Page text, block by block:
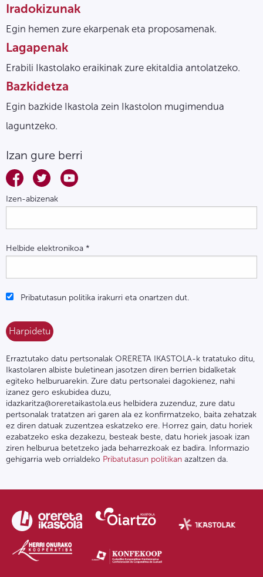
Iradokizunak
Egin hemen zure ekarpenak eta proposamenak.
Lagapenak
Erabili Ikastolako eraikinak zure ekitaldia antolatzeko.
Bazkidetza
Egin bazkide Ikastola zein Ikastolon mugimendua
laguntzeko.
Izan gure berri
Izen-abizenak
Helbide elektronikoa *
Pribatutasun politika irakurri eta onartzen dut.
Erraztutako datu pertsonalak ORERETA IKASTOLA-k tratatuko ditu,
Ikastolaren albiste buletinean jasotzen diren berrien bidalketak
egiteko helburuarekin. Zure datu pertsonalei dagokienez, nahi
izanez gero eskubidea duzu,
idazkaritza@oreretaikastola.eus helbidera zuzenduz, zure datu
pertsonalak tratatzen ari garen ala ez konfirmatzeko, baita zehatzak
ez diren datuak zuzentzea eskatzeko ere. Horrez gain, datu horiek
ezabatzeko eska dezakezu, besteak beste, datu horiek jasoak izan
ziren helburua betetzeko jada beharrezkoak ez badira. Informazio
gehigarria web orrialdeko Pribatutasun politikan azaltzen da.